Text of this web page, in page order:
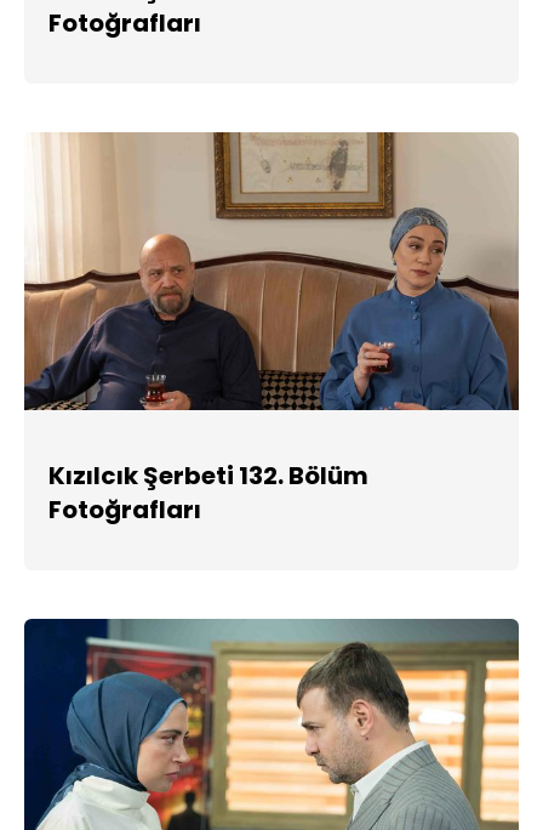
Fotoğrafları
Kızılcık Şerbeti 132. Bölüm
Fotoğrafları